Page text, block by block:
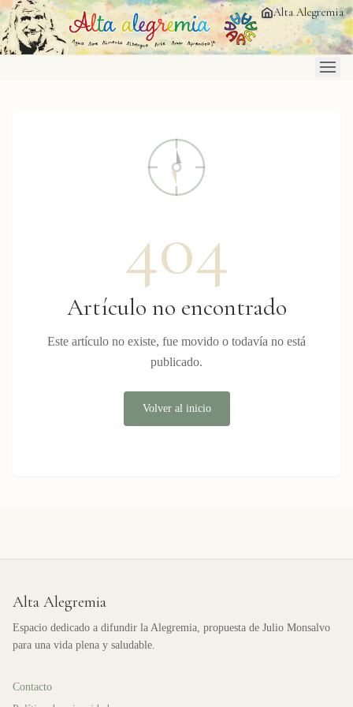
Saltar al contenido principal Alta Alegremia
404
Artículo no encontrado
Este artículo no existe, fue movido o todavía no está
publicado.
Volver al inicio
Alta Alegremia
Espacio dedicado a difundir la Alegremia, propuesta de Julio Monsalvo
para una vida plena y saludable.
Contacto